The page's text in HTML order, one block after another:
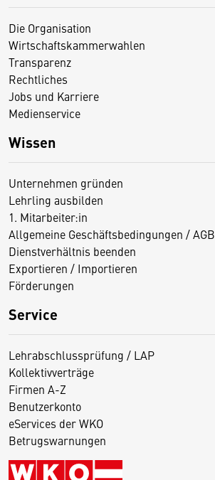
Die Organisation
Wirtschaftskammerwahlen
Transparenz
Rechtliches
Jobs und Karriere
Medienservice
Wissen
Unternehmen gründen
Lehrling ausbilden
1. Mitarbeiter:in
Allgemeine Geschäftsbedingungen / AGB
Dienstverhältnis beenden
Exportieren / Importieren
Förderungen
Service
Lehrabschlussprüfung / LAP
Kollektivverträge
Firmen A-Z
Benutzerkonto
eServices der WKO
Betrugswarnungen